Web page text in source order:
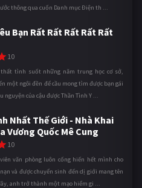
thông qua cuốn Danh mục Điện th ...
Bạn Rất Rất Rất Rất Rất
10
tình suốt những năm trung học cơ sở,
một ngôi đền để cầu mong tìm được bạn gái
nguyện của cậu được Thần Tình Y ...
Nhất Thế Giới - Nhà Khai
Vương Quốc Mê Cung
10
văn phòng luôn cống hiến hết mình cho
và được chuyển sinh đến dị giới mang tên
anh trở thành một mạo hiểm gi ...